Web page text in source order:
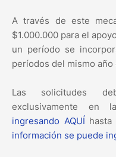
A través de este
$1.000.000 para el
un período se
períodos del mismo año
Las solicitudes
exclusivamente en
ingresando AQUÍ
información se puede